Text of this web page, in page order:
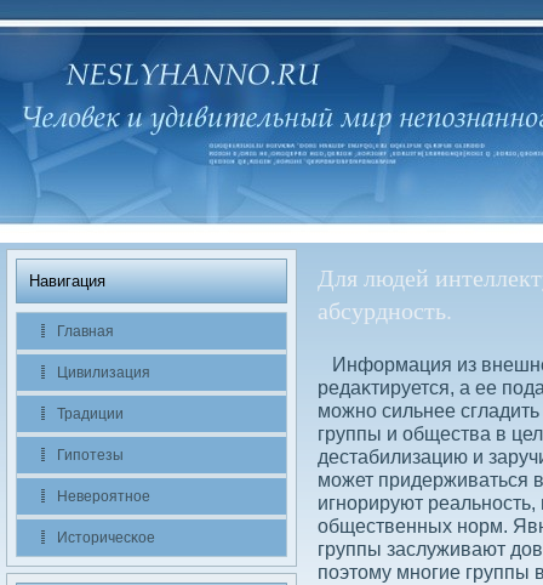
Навигация
Главная
Цивилизация
Традиции
Гипотезы
Невероятное
Историчесκое
Для людей
абсурдность.
Информация из
редаκтируется, а ее
можно сильнее
группы и общества в
дестабилизацию и
может придерживаться
игнорируют
общественных норм.
группы заслуживают
поэтому многие группы